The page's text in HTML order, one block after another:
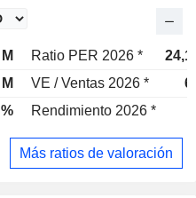
Ratio PER 2026 *
VE / Ventas 2026 *
Rendimiento 2026 *
Más ratios de valoración